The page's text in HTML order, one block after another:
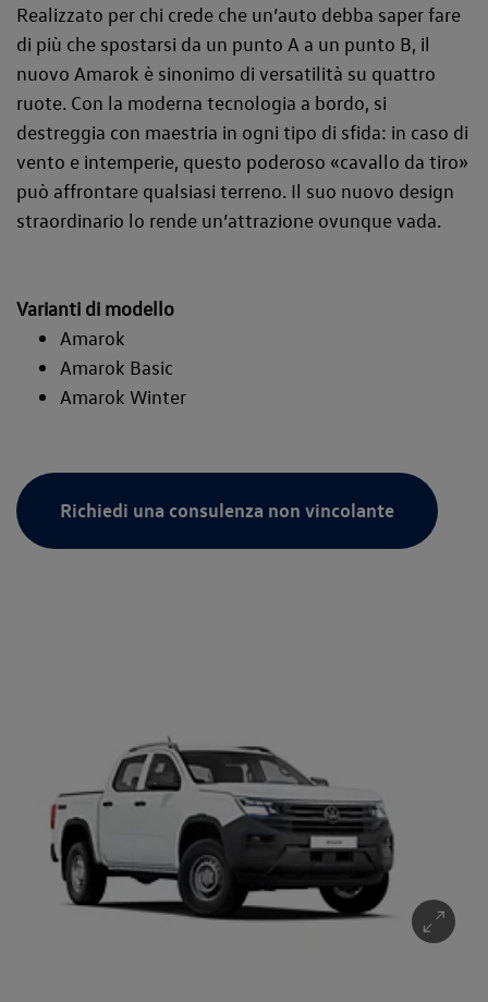
Realizzato per chi crede che un’auto debba saper fare
di più che spostarsi da un punto A a un punto B, il
nuovo Amarok è sinonimo di versatilità su quattro
ruote. Con la moderna tecnologia a bordo, si
destreggia con maestria in ogni tipo di sfida: in caso di
vento e intemperie, questo poderoso «cavallo da tiro»
può affrontare qualsiasi terreno. Il suo nuovo design
straordinario lo rende un’attrazione ovunque vada.
Varianti di modello
Amarok
Amarok Basic
Amarok Winter
Richiedi una consulenza non vincolante